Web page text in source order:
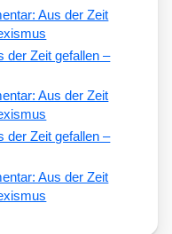
Aus der Zeit
der Zeit gefallen –
Aus der Zeit
der Zeit gefallen –
Aus der Zeit